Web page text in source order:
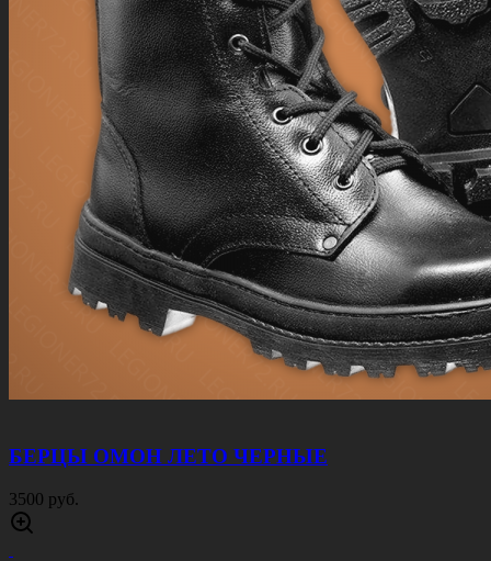
КОСТЮМ ГОРКА 3 ГРЕТА БЕРЕЗКА
КОСТЮМ ПОЛЕВОЙ ГРЕТА ЦИФРА РФ
1800 руб.
КОСТЮМ НАТО РИП СТОП DPM FOREST
КОСТЮМ ОФИЦЕРСКИЙ ЦИФРА РФ
2300 руб.